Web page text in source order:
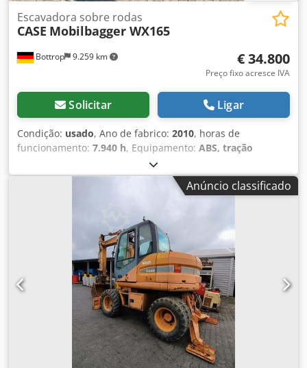
Bottrop 9.259 km
Escavadora sobre rodas
CASE Mobilbagger WX165
€ 34.800
Preço fixo acresce IVA
Solicitar Ligar
Condição: usado, Ano de fabrico: 2010, horas de
funcionamento: 7.940 h, Equipamento: ABS, tração
, EXCAVADORA MÓVEL CASE Tipo: WX165
(Escavadora Hidráulica) Número de aprovação do tipo:
N211 Fabricante do motor: Case Potência do motor: 105 kW
Comprimento para transporte: 8,19 m Largura para
transporte: 1,91 m Altura para transporte: 2,89 m Cor:
Amarelo - Controlo por joystick - Lâmina de nivelamento -
Câmara Cjdpfx Agjzripce Soha Teremos todo o prazer em
ajudá-lo também na área de financiamento/leasing, com o
apoio dos nossos parceiros. Todos os dados sujeitos a
alterações sem aviso prévio. Salvo erro e omissões.
Anúncio classificado